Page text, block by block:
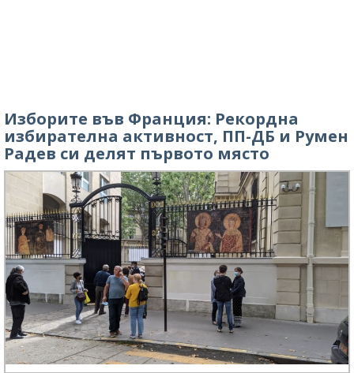
Изборите във Франция: Рекордна
избирателна активност, ПП-ДБ и Румен
Радев си делят първото място